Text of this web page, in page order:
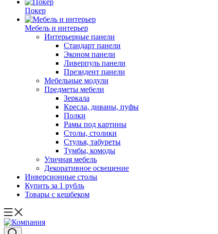
Покер
Мебель и интерьер
Интерьерные панели
Стандарт панели
Эконом панели
Ливерпуль панели
Президент панели
Мебельные модули
Предметы мебели
Зеркала
Кресла, диваны, пуфы
Полки
Рамы под картины
Столы, столики
Стулья, табуреты
Тумбы, комоды
Уличная мебель
Декоративное освещение
Инверсионные столы
Купить за 1 рубль
Товары с кешбеком